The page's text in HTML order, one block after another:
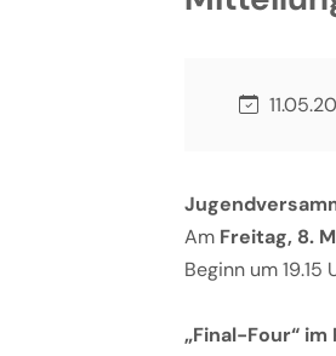
Am Freitag, 8.
Beginn um
„Final-Four“